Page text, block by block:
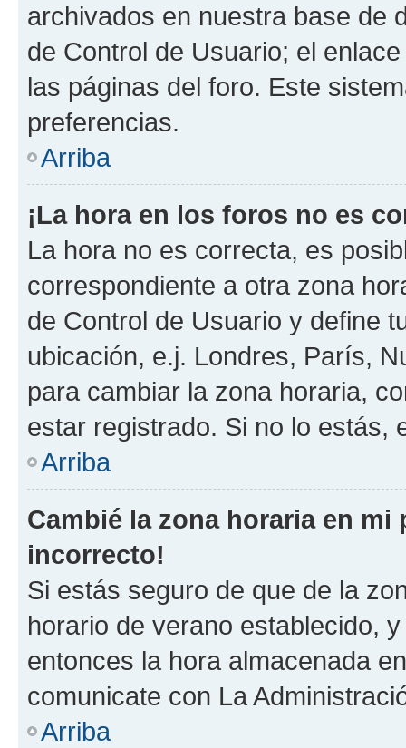
archivados en nuestra base de
de Control de Usuario; el
las páginas del foro. Este
preferencias.
Arriba
¡La hora en los foros no es
La hora no es correcta, es
correspondiente a otra zona
de Control de Usuario y define
ubicación, e.j. Londres, París,
para cambiar la zona horaria,
estar registrado. Si no lo estás,
Arriba
Cambié la zona horaria en
incorrecto!
Si estás seguro de que de la
horario de verano establecido,
entonces la hora almacenada
comunicate con La
Arriba